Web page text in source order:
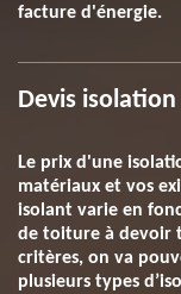
facture d'énergie.
Devis
Le prix d'une
matériaux et vos
isolant varie en
de toiture à devoir
critères, on va
plusieurs types